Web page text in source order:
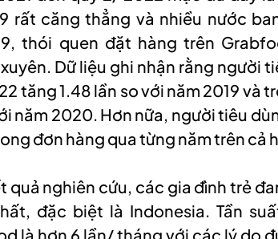
rất căng thẳng và nhiều nước
thói quen đặt hàng trên
Dữ liệu ghi nhận rằng người
tăng 1.48 lần so với năm 2019 và
năm 2020. Hơn nữa, người tiêu
đơn hàng qua từng năm trên cả
quả nghiên cứu, các gia đình trẻ
đặc biệt là Indonesia. Tần
là hơn 6 lần/ tháng với các lý do